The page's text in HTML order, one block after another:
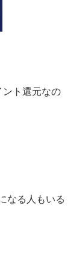
ント還元なの
なる人もいる